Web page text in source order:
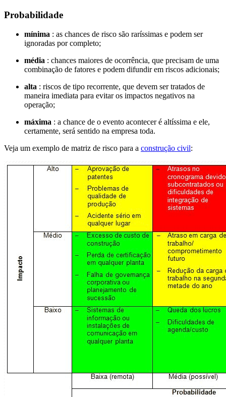
Probabilidade
mínima : as chances de risco são raríssimas e podem ser
ignoradas por completo;
média : chances maiores de ocorrência, que precisam de uma
combinação de fatores e podem difundir em riscos adicionais;
alta : riscos de tipo recorrente, que devem ser tratados de
maneira imediata para evitar os impactos negativos na
operação;
máxima : a chance de o evento acontecer é altíssima e ele,
certamente, será sentido na empresa toda.
Veja um exemplo de matriz de risco para a construção civil: